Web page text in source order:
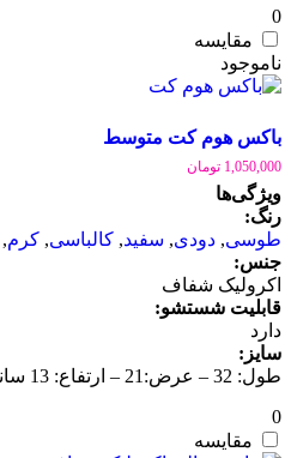
0
مقایسه
باکس هوم کت متوسط
1,050,000 تومان
ویژگی‌ها
رنگ:
طوسی, دودی, سفید, کالباسی, کرم,
جنس:
اکرولیک شفاف
قابلیت شستشو:
دارد
سایز:
طول: 32 – عرض:21 – ارتفاع: 13 سانتمتر
0
مقایسه